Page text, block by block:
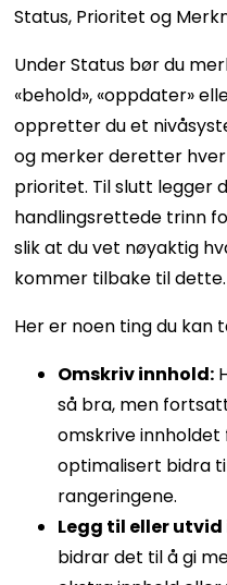
Status, Prioritet og
Under Status bør du
«behold», «oppdater»
oppretter du et
og merker deretter
prioritet. Til slutt legger
handlingsrettede trinn
slik at du vet nøyaktig
kommer tilbake til dette.
Her er noen ting du kan
Omskriv innhold:
så bra, men
omskrive
optimalisert bidra
rangeringene.
Legg til eller
bidrar det til å gi